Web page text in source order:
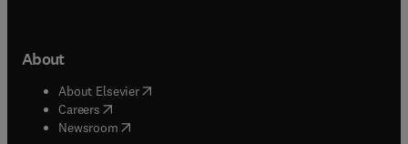
About
About Elsevier( opens in new tab/window
Careers opens in new tab/window
Newsroom( opens in new tab/window